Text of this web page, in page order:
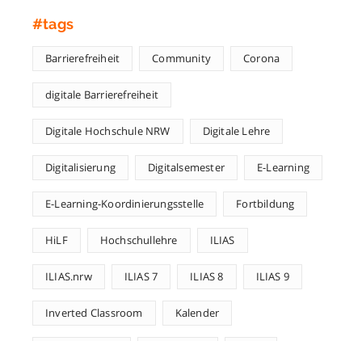
#tags
Barrierefreiheit Community Corona
digitale Barrierefreiheit
Digitale Hochschule NRW Digitale Lehre
Digitalisierung Digitalsemester E-Learning
E-Learning-Koordinierungsstelle Fortbildung
HiLF Hochschullehre ILIAS
ILIAS.nrw ILIAS 7 ILIAS 8 ILIAS 9
Inverted Classroom Kalender